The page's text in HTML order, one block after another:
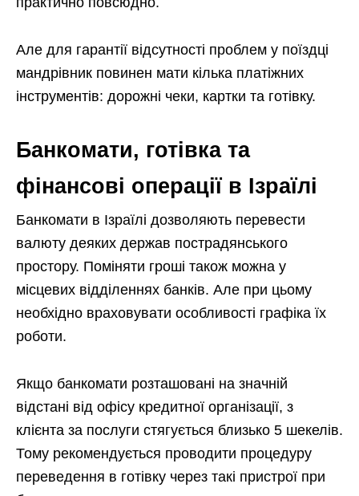
Але для гарантії відсутності проблем у поїздці
мандрівник повинен мати кілька платіжних
інструментів: дорожні чеки, картки та готівку.
Банкомати, готівка та
фінансові операції в Ізраїлі
Банкомати в Ізраїлі дозволяють перевести
валюту деяких держав пострадянського
простору. Поміняти гроші також можна у
місцевих відділеннях банків. Але при цьому
необхідно враховувати особливості графіка їх
роботи.
Якщо банкомати розташовані на значній
відстані від офісу кредитної організації, з
клієнта за послуги стягується близько 5 шекелів.
Тому рекомендується проводити процедуру
переведення в готівку через такі пристрої при